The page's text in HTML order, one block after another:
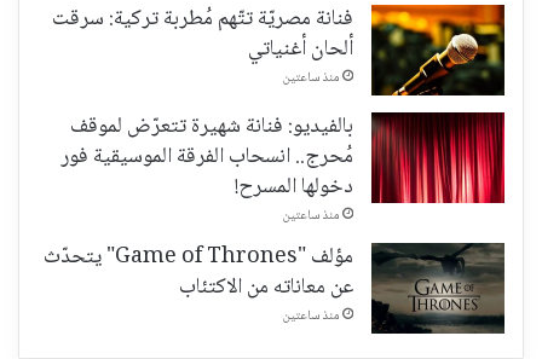
فنانة مصريّة تتّهم مُطربة تركية: سرقت
ألحان أغنياتي
منذ ساعتين
بالفيديو: فنانة شهيرة تتعرّض لموقف
مُحرج.. انسحاب الفرقة الموسيقية فور
دخولها المسرح!
منذ ساعتين
مؤلف "Game of Thrones" يتحدّث
عن معاناته من الاكتئاب
منذ ساعتين